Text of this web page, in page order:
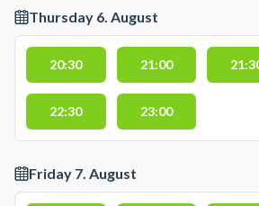
Thursday 6. August
20:30 21:00
22:30 23:00
Friday 7. August